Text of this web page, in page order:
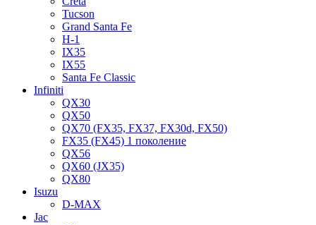
Tucson
Grand Santa Fe
H-1
IX35
IX55
Santa Fe Classic
Infiniti
QX30
QX50
QX70 (FX35, FX37, FX30d, FX50)
FX35 (FX45) 1 поколение
QX56
QX60 (JX35)
QX80
Isuzu
D-MAX
Jac